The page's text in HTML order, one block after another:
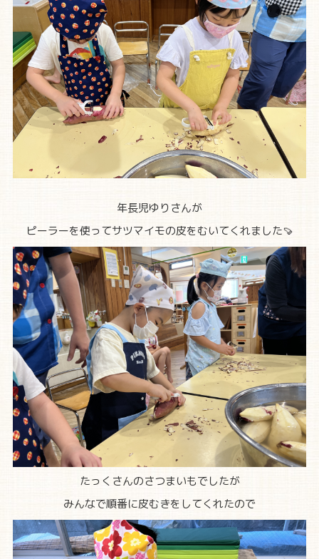
年長児ゆりさんが
ピーラーを使ってサツマイモの皮をむいてくれました🍠
たっくさんのさつまいもでしたが
みんなで順番に皮むきをしてくれたので